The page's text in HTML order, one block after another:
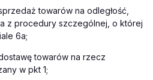
towarów na odległość,
z procedury szczególnej, o której
6a;
towarów na rzecz
w pkt 1;